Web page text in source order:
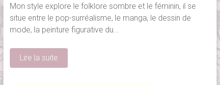
Mon style explore le folklore sombre et le féminin, il se
situe entre le pop-surréalisme, le manga, le dessin de
mode, la peinture figurative du...
Lire la suite